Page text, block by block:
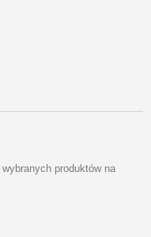
wybranych produktów na